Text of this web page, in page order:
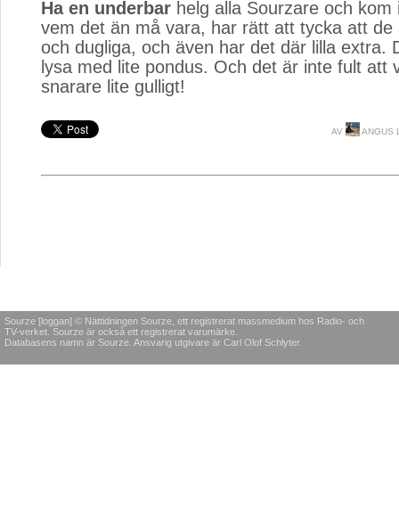
Ha en underbar helg alla Sourzare och kom
vem det än må vara, har rätt att tycka att de
och dugliga, och även har det där lilla extra.
lysa med lite pondus. Och det är inte fult att
snarare lite gulligt!
AV ANGUS
Sourze [loggan] © Nättidningen Sourze, ett registrerat massmedium hos Radio- och
TV-verket. Sourze är också ett registrerat varumärke.
Databasens namn är Sourze. Ansvarig utgivare är Carl Olof Schlyter.